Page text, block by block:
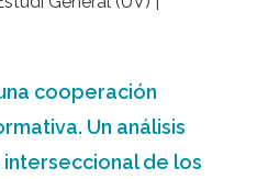
cooperación
Un análisis
de los